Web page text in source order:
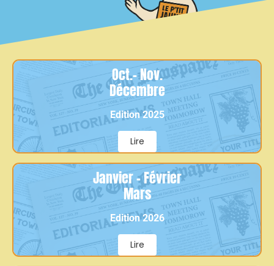
Oct.- Nov.
Décembre
Edition 2025
Lire
Janvier - Février
Mars
Edition 2026
Lire